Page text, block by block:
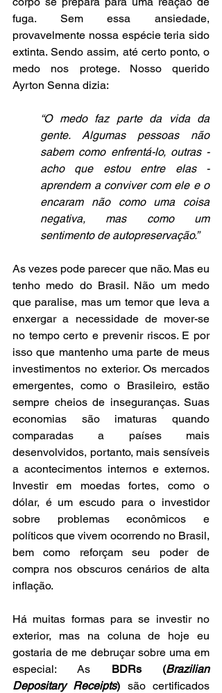
fuga. Sem essa ansiedade,
provavelmente nossa espécie teria sido
extinta. Sendo assim, até certo ponto, o
medo nos protege. Nosso querido
Ayrton Senna dizia:
“O medo faz parte da vida da
gente. Algumas pessoas não
sabem como enfrentá-lo, outras -
acho que estou entre elas -
aprendem a conviver com ele e o
encaram não como uma coisa
negativa, mas como um
sentimento de autopreservação.”
As vezes pode parecer que não. Mas eu
tenho medo do Brasil. Não um medo
que paralise, mas um temor que leva a
enxergar a necessidade de mover-se
no tempo certo e prevenir riscos. E por
isso que mantenho uma parte de meus
investimentos no exterior. Os mercados
emergentes, como o Brasileiro, estão
sempre cheios de inseguranças. Suas
economias são imaturas quando
comparadas a países mais
desenvolvidos, portanto, mais sensíveis
a acontecimentos internos e externos.
Investir em moedas fortes, como o
dólar, é um escudo para o investidor
sobre problemas econômicos e
políticos que vivem ocorrendo no Brasil,
bem como reforçam seu poder de
compra nos obscuros cenários de alta
inflação.
Há muitas formas para se investir no
exterior, mas na coluna de hoje eu
gostaria de me debruçar sobre uma em
especial: As BDRs (Brazilian
Depositary Receipts) são certificados